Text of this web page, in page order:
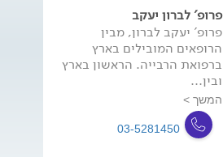
פרופ' לברון יעקב
פרופ' יעקב לברון, מבין
הרופאים המובילים בארץ
ברפואת הרבייה. הראשון בארץ
ובין...
המשך >
03-5281450